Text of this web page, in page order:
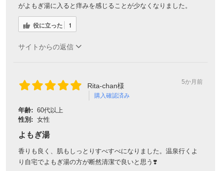
がよもぎ湯に入ると痒みを感じることが少なくなりました。
役に立った 1
サイトからの返信
Rita-chan様
購入確認済み
5か月前
年齢: 60代以上
性別: 女性
よもぎ湯
香りも良く、肌もしっとりすべすべになりました。温泉行くよ
り自宅でよもぎ湯の方が断然清潔で良いと思う❣️